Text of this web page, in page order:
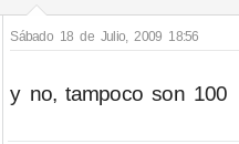
Sábado 18 de Julio, 2009 18:56
y no, tampoco son 100